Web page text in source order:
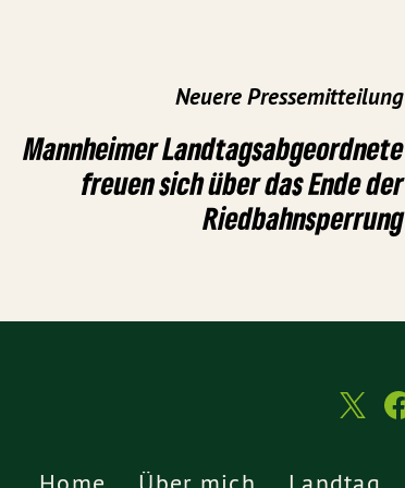
Neuere Pressemitteilung
Mannheimer Landtagsabgeordnete
freuen sich über das Ende der
Riedbahnsperrung